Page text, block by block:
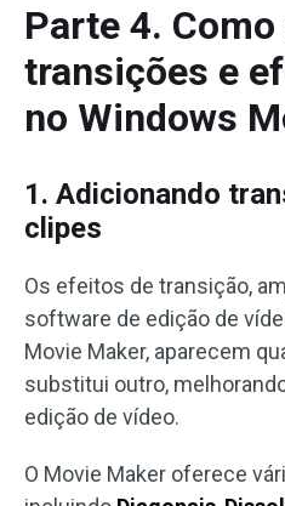
Parte 4.
transições e
no Windows
1. Adicionando
clipes
Os efeitos de transição,
software de edição de
Movie Maker, aparecem
substitui outro,
edição de vídeo.
O Movie Maker oferece